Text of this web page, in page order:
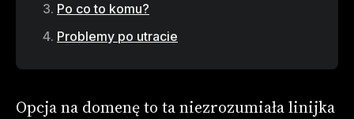
Po co to komu?
Problemy po utracie
Opcja na domenę to ta niezrozumiała linijka